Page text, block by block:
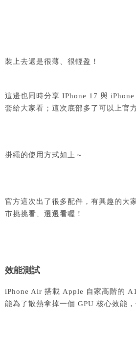
裝上去還是很薄、很輕盈！
這邊也同時分享 IPhone 17 與
套給大家看；這次底部多了可以上官
掛繩的使用方式如上～
官方這次出了很多配件，有興趣的大
市挑挑看、選選看喔！
效能測試
iPhone Air 搭載 Apple 自家高階的
能為了散熱拿掉一個 GPU 核心效能，